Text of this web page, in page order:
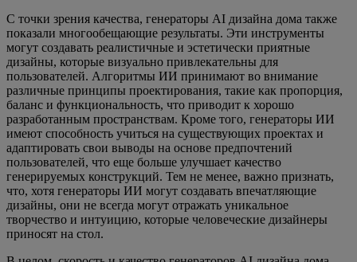
С точки зрения качества, генераторы AI дизайна дома также
показали многообещающие результаты. Эти инструменты
могут создавать реалистичные и эстетически приятные
дизайны, которые визуально привлекательны для
пользователей. Алгоритмы ИИ принимают во внимание
различные принципы проектирования, такие как пропорция,
баланс и функциональность, что приводит к хорошо
разработанным пространствам. Кроме того, генераторы ИИ
имеют способность учиться на существующих проектах и ​​
адаптировать свои выводы на основе предпочтений
пользователей, что еще больше улучшает качество
генерируемых конструкций. Тем не менее, важно признать,
что, хотя генераторы ИИ могут создавать впечатляющие
дизайны, они не всегда могут отражать уникальное
творчество и интуицию, которые человеческие дизайнеры
приносят на стол.